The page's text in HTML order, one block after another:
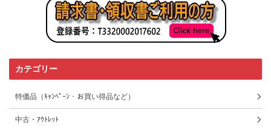
カテゴリー
特価品（ｷｬﾝﾍﾟｰﾝ・お買い得品など）
中古・ｱｳﾄﾚｯﾄ